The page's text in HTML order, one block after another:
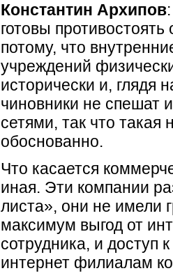
Константин Архипов
готовы
потому, что
учреждений
исторически и, глядя
чиновники не спешат
сетями, так что такая
обоснованно.
Что касается
иная. Эти компании
листа», они не имели
максимум выгод от
сотрудника, и доступ к
интернет филиалам